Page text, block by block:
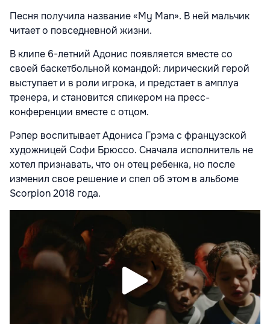
Песня получила название «My Man». В ней мальчик
читает о повседневной жизни.
В клипе 6-летний Адонис появляется вместе со
своей баскетбольной командой: лирический герой
выступает и в роли игрока, и предстает в амплуа
тренера, и становится спикером на пресс-
конференции вместе с отцом.
Рэпер воспитывает Адониса Грэма с французской
художницей Софи Брюссо. Сначала исполнитель не
хотел признавать, что он отец ребенка, но после
изменил свое решение и спел об этом в альбоме
Scorpion 2018 года.